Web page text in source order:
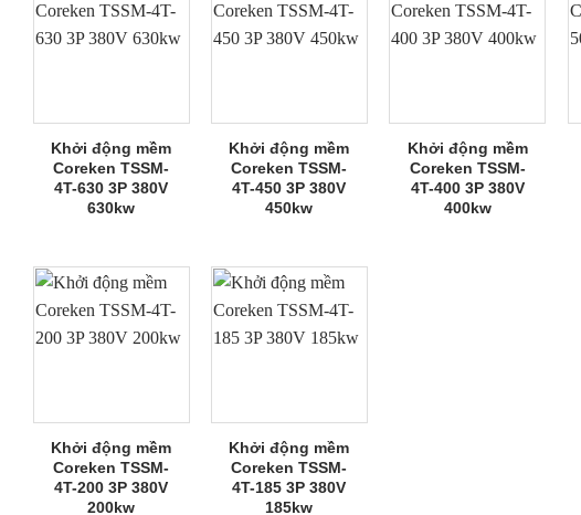
Khởi động mềm
Coreken TSSM-
4T-630 3P 380V
630kw
Khởi động mềm
Coreken TSSM-
4T-450 3P 380V
450kw
Khởi động mềm
Coreken TSSM-
4T-400 3P 380V
400kw
Khởi động mềm
Coreken TSSM-
4T-200 3P 380V
200kw
Khởi động mềm
Coreken TSSM-
4T-185 3P 380V
185kw